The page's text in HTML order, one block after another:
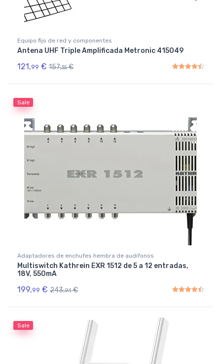
Equipo fijo de red y componentes
Antena UHF Triple Amplificada Metronic 415049
121,99 € 157,35 €
Sale
Adaptadores de enchufes hembra de audífonos
Multiswitch Kathrein EXR 1512 de 5 a 12 entradas,
18V, 550mA
199,99 € 243,94 €
Sale